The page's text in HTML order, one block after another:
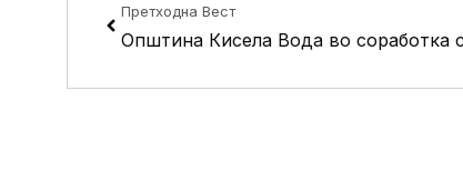
Претходна Вест